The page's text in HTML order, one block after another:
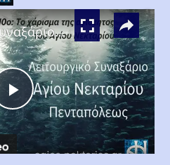
×
Play
Video
Λειτουργικό Συναξάριο Αγίου Νεκταρίου Πενταπόλεως Μέρος 10ο